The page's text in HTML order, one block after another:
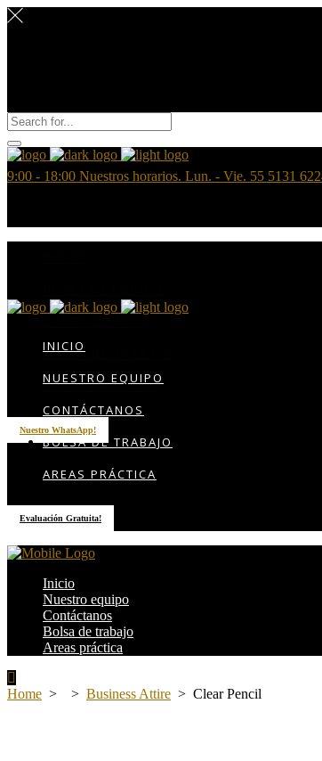
9:00 - 18:00 Nuestros horarios. Lun. - Vie. 55 5131
BOLSA DE TRABAJO
AREAS PRÁCTICA
Nuestro WhatsApp!
INICIO
NUESTRO EQUIPO
CONTÁCTANOS
BOLSA DE TRABAJO
AREAS PRÁCTICA
Evaluación Gratuita!
Inicio
Nuestro equipo
Contáctanos
Bolsa de trabajo
Areas práctica
Home > > Business Attire > Clear Pencil